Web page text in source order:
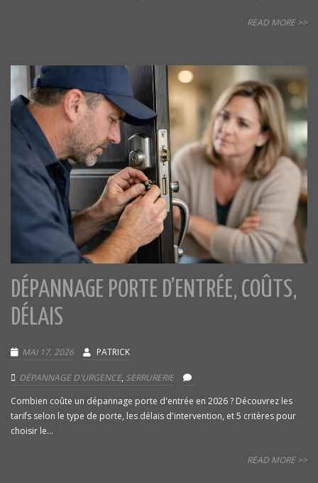
READ MORE >>
DÉPANNAGE PORTE D’ENTRÉE, COÛTS,
DÉLAIS
MAI 17, 2026 PATRICK
DÉPANNAGE D'URGENCE, SERRURERIE
Combien coûte un dépannage porte d'entrée en 2026 ? Découvrez les
tarifs selon le type de porte, les délais d'intervention, et 5 critères pour
choisir le...
READ MORE >>